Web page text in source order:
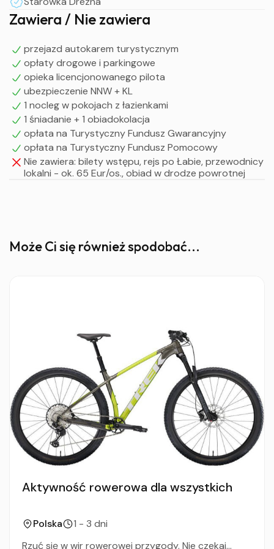
Powyższy program jest ramowy i może ulegać zmianom
w zależności od potrzeb grupy.
Zawiera / Nie zawiera
przejazd autokarem turystycznym
opłaty drogowe i parkingowe
opieka licencjonowanego pilota
ubezpieczenie NNW + KL
1 nocleg w pokojach z łazienkami
1 śniadanie + 1 obiadokolacja
opłata na Turystyczny Fundusz Gwarancyjny
opłata na Turystyczny Fundusz Pomocowy
Nie zawiera: bilety wstępu, rejs po Łabie, przewodnicy
lokalni - ok. 65 Eur/os., obiad w drodze powrotnej
Może Ci się również spodobać...
Aktywność rowerowa dla wszystkich
Polska
1 - 3 dni
Rzuć się w wir rowerowej przygody. Nie czekaj...